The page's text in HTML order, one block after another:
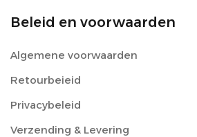
Beleid en voorwaarden
Algemene voorwaarden
Retourbeieid
Privacybeleid
Verzending & Levering